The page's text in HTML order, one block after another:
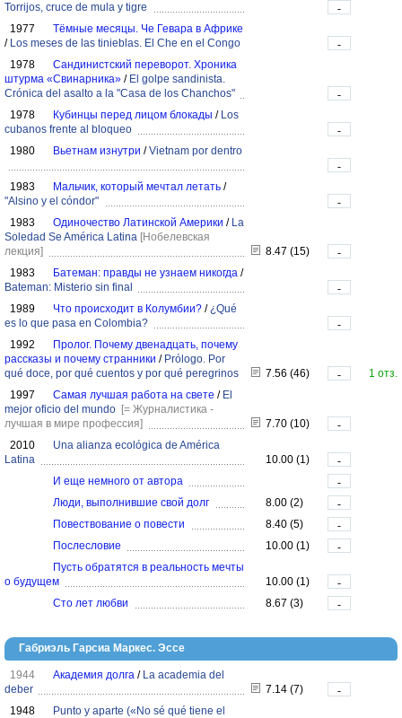
Torrijos, cruce de mula y tigre
-
1977
Тёмные месяцы. Че Гевара в Африке
/ Los meses de las tinieblas. El Che en el Congo
-
1978
Сандинистский переворот. Хроника
штурма «Свинарника» / El golpe sandinista.
Crónica del asalto a la "Casa de los Chanchos"
-
1978
Кубинцы перед лицом блокады / Los
cubanos frente al bloqueo
-
1980
Вьетнам изнутри /Vietnam por dentro
-
1983
Мальчик, который мечтал летать /
"Alsino y el cóndor"
-
1983
Одиночество Латинской Америки / La
Soledad Se América Latina [Нобелевская
лекция]
8.47 (15)
-
1983
Батеман: правды не узнаем никогда /
Bateman: Misterio sin final
-
1989
Что происходит в Колумбии? /¿Qué
es lo que pasa en Colombia?
-
1992
Пролог. Почему двенадцать, почему
рассказы и почему странники / Prólogo. Por
qué doce, por qué cuentos y por qué peregrinos
7.56 (46) -
1 отз.
1997
Самая лучшая работа на свете / El
mejor oficio del mundo [= Журналистика -
лучшая в мире профессия]
7.70 (10)
-
2010
Una alianza ecológica de América
Latina
10.00 (1)
-
И еще немного от автора
-
Люди, выполнившие свой долг
8.00 (2)
-
Повествование о повести
8.40 (5)
-
Послесловие
10.00 (1)
-
Пусть обратятся в реальность мечты
о будущем
10.00 (1)
-
Сто лет любви
8.67 (3) -
Габриэль Гарсиа Маркес. Эссе
1944 Академия долга / La academia del
deber
7.14 (7)
-
1948
Punto y aparte («No sé qué tiene el